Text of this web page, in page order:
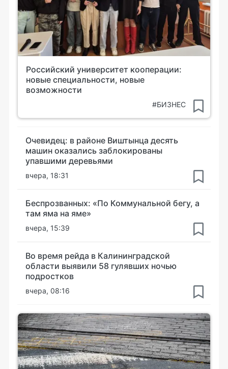
Российский университет кооперации:
новые специальности, новые
возможности
#БИЗНЕС
Очевидец: в районе Виштынца десять
машин оказались заблокированы
упавшими деревьями
вчера, 18:31
Беспрозванных: «По Коммунальной бегу, а
там яма на яме»
вчера, 15:39
Во время рейда в Калининградской
области выявили 58 гулявших ночью
подростков
вчера, 08:16